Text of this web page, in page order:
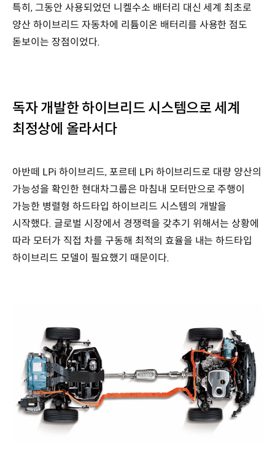
특히, 그동안 사용되었던 니켈수소 배터리 대신 세계 최초로
양산 하이브리드 자동차에 리튬이온 배터리를 사용한 점도
돋보이는 장점이었다.
독자 개발한 하이브리드 시스템으로 세계
최정상에 올라서다
아반떼 LPi 하이브리드, 포르테 LPi 하이브리드로 대량 양산의
가능성을 확인한 현대차그룹은 마침내 모터만으로 주행이
가능한 병렬형 하드타입 하이브리드 시스템의 개발을
시작했다. 글로벌 시장에서 경쟁력을 갖추기 위해서는 상황에
따라 모터가 직접 차를 구동해 최적의 효율을 내는 하드타입
하이브리드 모델이 필요했기 때문이다.